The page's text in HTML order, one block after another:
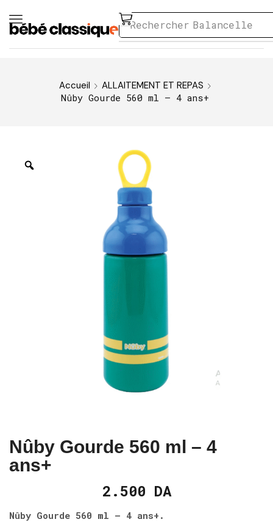
Rechercher Balancelle
Accueil
ALLAITEMENT ET REPAS
Nûby Gourde 560 ml – 4 ans+
Nûby Gourde 560 ml – 4
ans+
2.500 DA
Nûby Gourde 560 ml – 4 ans+.